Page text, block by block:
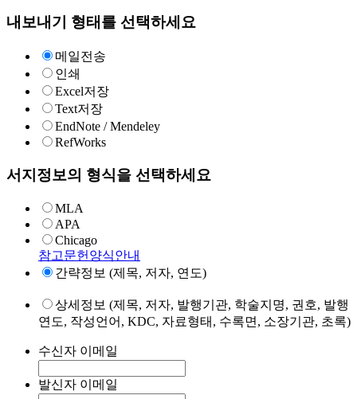
내보내기 형태를 선택하세요
메일전송
인쇄
Excel저장
Text저장
EndNote / Mendeley
RefWorks
서지정보의 형식을 선택하세요
MLA
APA
Chicago
참고문헌양식안내
간략정보 (제목, 저자, 연도)
상세정보 (제목, 저자, 발행기관, 학술지명, 권호, 발행
연도, 작성언어, KDC, 자료형태, 수록면, 소장기관, 초록)
수신자 이메일
발신자 이메일